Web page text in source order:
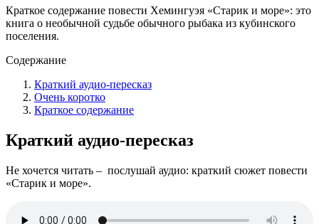
Краткое содержание повести Хемингуэя «Старик и море»: это
книга о необычной судьбе обычного рыбака из кубинского
поселения.
Содержание
Краткий аудио-пересказ
Очень коротко
Краткое содержание
Краткий аудио-пересказ
Не хочется читать – послушай аудио: краткий сюжет повести
«Старик и море».